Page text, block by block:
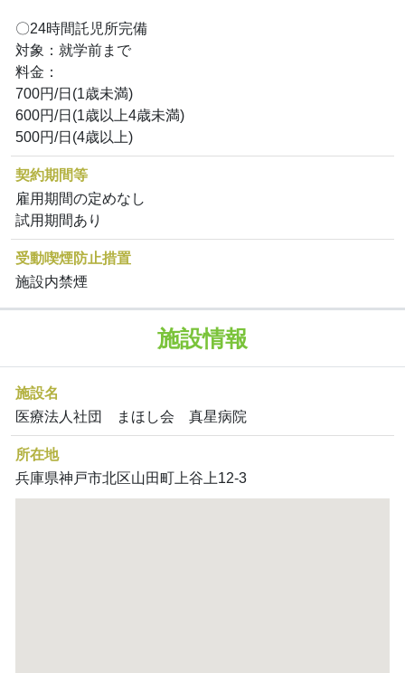
〇24時間託児所完備
対象：就学前まで
料金：
700円/日(1歳未満)
600円/日(1歳以上4歳未満)
500円/日(4歳以上)
契約期間等
雇用期間の定めなし
試用期間あり
受動喫煙防止措置
施設内禁煙
施設情報
施設名
医療法人社団 まほし会 真星病院
所在地
兵庫県神戸市北区山田町上谷上12-3